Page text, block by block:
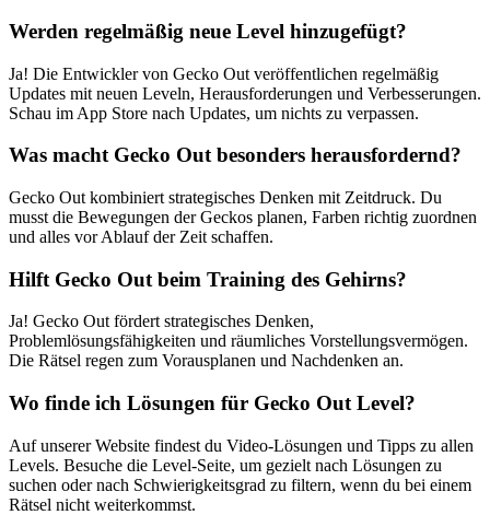
Werden regelmäßig neue Level hinzugefügt?
Ja! Die Entwickler von Gecko Out veröffentlichen regelmäßig
Updates mit neuen Leveln, Herausforderungen und Verbesserungen.
Schau im App Store nach Updates, um nichts zu verpassen.
Was macht Gecko Out besonders herausfordernd?
Gecko Out kombiniert strategisches Denken mit Zeitdruck. Du
musst die Bewegungen der Geckos planen, Farben richtig zuordnen
und alles vor Ablauf der Zeit schaffen.
Hilft Gecko Out beim Training des Gehirns?
Ja! Gecko Out fördert strategisches Denken,
Problemlösungsfähigkeiten und räumliches Vorstellungsvermögen.
Die Rätsel regen zum Vorausplanen und Nachdenken an.
Wo finde ich Lösungen für Gecko Out Level?
Auf unserer Website findest du Video-Lösungen und Tipps zu allen
Levels. Besuche die Level-Seite, um gezielt nach Lösungen zu
suchen oder nach Schwierigkeitsgrad zu filtern, wenn du bei einem
Rätsel nicht weiterkommst.